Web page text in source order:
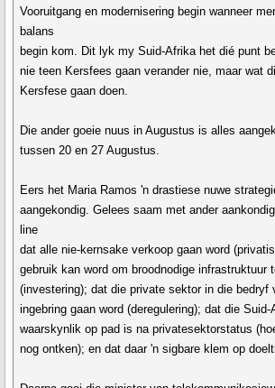
Vooruitgang en modernisering begin wanneer
balans
begin kom. Dit lyk my Suid-Afrika het dié punt
nie teen Kersfees gaan verander nie, maar wat
Kersfese gaan doen.
Die ander goeie nuus in Augustus is alles
tussen 20 en 27 Augustus.
Eers het Maria Ramos 'n drastiese nuwe
aangekondig. Gelees saam met ander
line
dat alle nie-kernsake verkoop gaan word
gebruik kan word om broodnodige infrastruktuur
(investering); dat die private sektor in die bedryf
ingebring gaan word (deregulering); dat die
waarskynlik op pad is na privatesektorstatus
nog ontken); en dat daar 'n sigbare klem op